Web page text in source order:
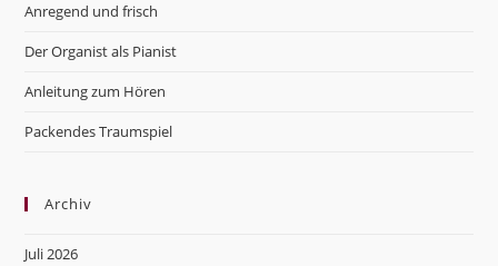
Anregend und frisch
Der Organist als Pianist
Anleitung zum Hören
Packendes Traumspiel
Archiv
Juli 2026